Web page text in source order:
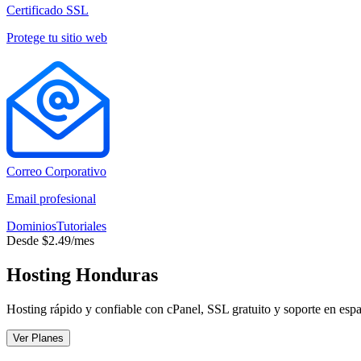
Certificado SSL
Protege tu sitio web
Correo Corporativo
Email profesional
DominiosTutoriales
Desde $2.49/mes
Hosting Honduras
Hosting rápido y confiable con cPanel, SSL gratuito y soporte en
Ver Planes